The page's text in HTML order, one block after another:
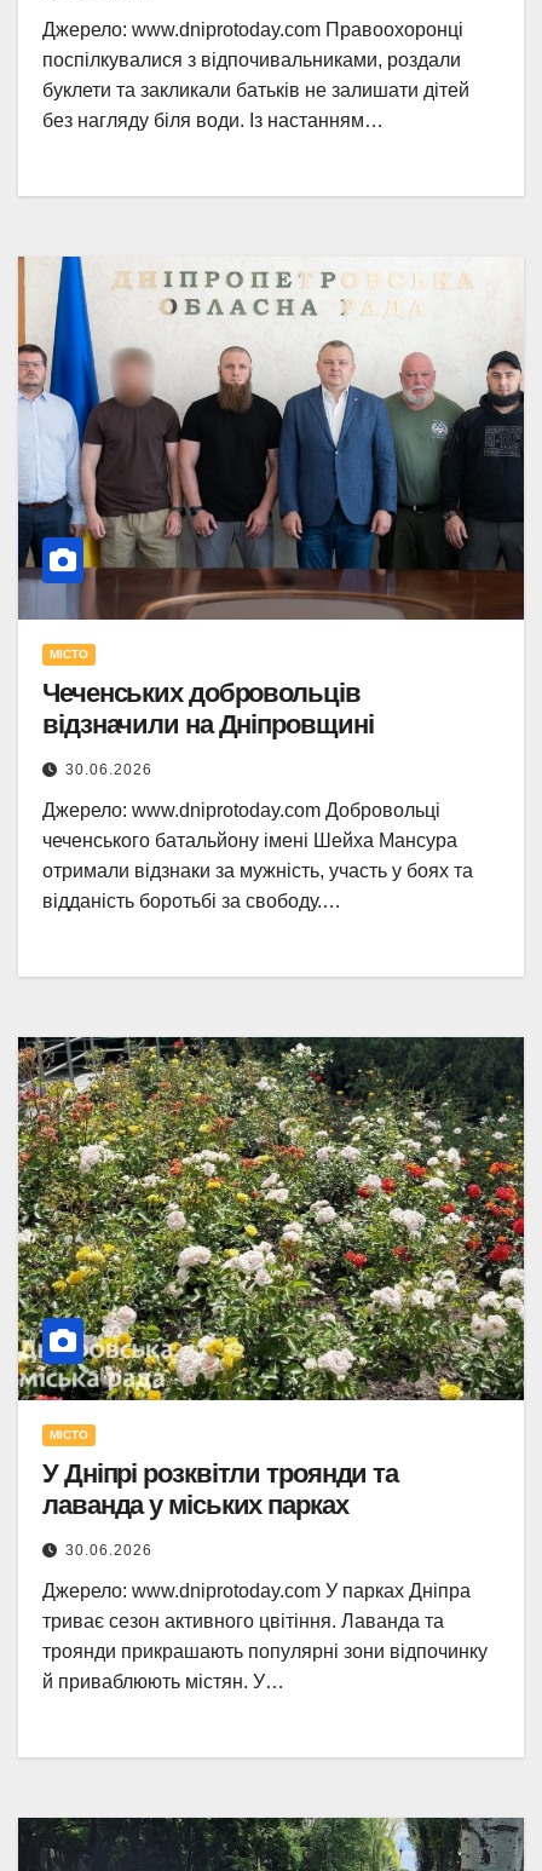
Джерело: www.dniprotoday.com Правоохоронці
поспілкувалися з відпочивальниками, роздали
буклети та закликали батьків не залишати дітей
без нагляду біля води. Із настанням…
МІСТО
Чеченських добровольців
відзначили на Дніпровщині
30.06.2026
Джерело: www.dniprotoday.com Добровольці
чеченського батальйону імені Шейха Мансура
отримали відзнаки за мужність, участь у боях та
відданість боротьбі за свободу.…
МІСТО
У Дніпрі розквітли троянди та
лаванда у міських парках
30.06.2026
Джерело: www.dniprotoday.com У парках Дніпра
триває сезон активного цвітіння. Лаванда та
троянди прикрашають популярні зони відпочинку
й приваблюють містян. У…